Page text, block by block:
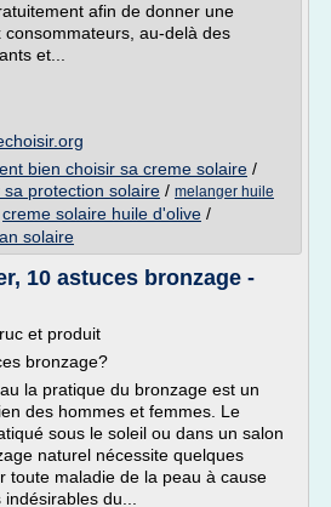
afin de donner une
consommateurs, au-delà des
et...
bien choisir sa creme solaire /
protection solaire / melanger huile
creme solaire huile d'olive /
solaire
10 astuces bronzage -
et produit
bronzage?
la pratique du bronzage est un
des hommes et femmes. Le
sous le soleil ou dans un salon
naturel nécessite quelques
toute maladie de la peau à cause
du...